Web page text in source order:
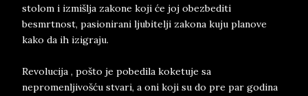
stolom i izmišlja zakone koji će joj obezbediti
besmrtnost, pasionirani ljubitelji zakona kuju planove
kako da ih izigraju.
Revolucija , pošto je pobedila koketuje sa
nepromenljivošću stvari, a oni koji su do pre par godina